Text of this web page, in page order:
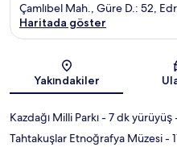
Çamlıbel Mah., Güre D.: 52,
Haritada göster
Yakındakiler
Kazdağı Milli Parkı- 7 dk yürüyüş
Tahtakuşlar Etnoğrafya Müzesi-